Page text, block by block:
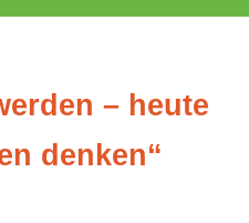
– heute
denken“